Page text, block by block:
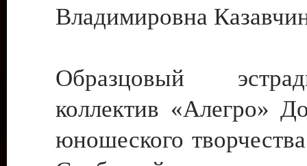
Владимировна
Образцовый
коллектив «Алегро»
юношеского